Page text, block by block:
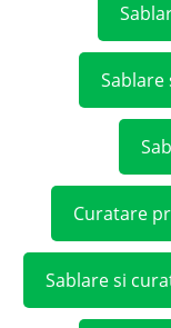
Curatare
Sablare si